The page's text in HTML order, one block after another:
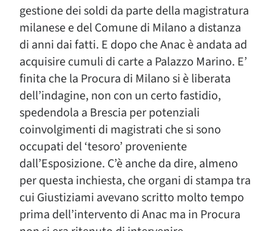
gestione dei soldi da parte della magistratura
milanese e del Comune di Milano a distanza
di anni dai fatti. E dopo che Anac è andata ad
acquisire cumuli di carte a Palazzo Marino. E’
finita che la Procura di Milano si è liberata
dell’indagine, non con un certo fastidio,
spedendola a Brescia per potenziali
coinvolgimenti di magistrati che si sono
occupati del ‘tesoro’ proveniente
dall’Esposizione. C’è anche da dire, almeno
per questa inchiesta, che organi di stampa tra
cui Giustiziami avevano scritto molto tempo
prima dell’intervento di Anac ma in Procura